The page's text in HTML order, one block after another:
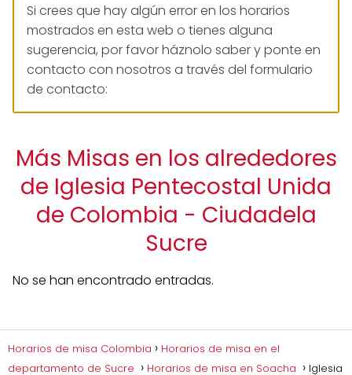
Si crees que hay algún error en los horarios
mostrados en esta web o tienes alguna
sugerencia, por favor háznolo saber y ponte en
contacto con nosotros a través del formulario
de contacto:
Más Misas en los alrededores
de Iglesia Pentecostal Unida
de Colombia - Ciudadela
Sucre
No se han encontrado entradas.
Horarios de misa Colombia
Horarios de misa en el
departamento de Sucre
Horarios de misa en Soacha Iglesia